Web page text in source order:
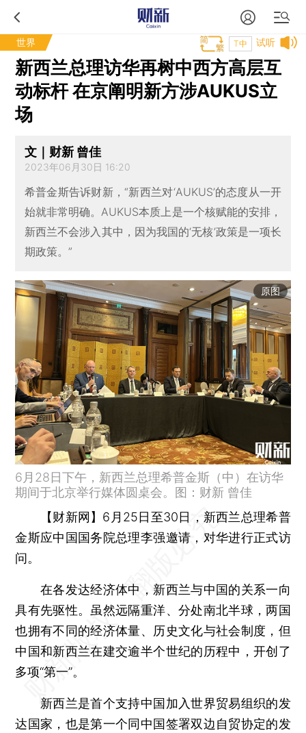
世界 试听
T中
新西兰总理访华再树中西方高层互
动标杆 在京阐明新方涉AUKUS立
场
文｜财新 曾佳
2023年06月30日 16:20
希普金斯告诉财新，“新西兰对‘AUKUS’的态度从一开
始就非常明确。AUKUS本质上是一个核赋能的安排，
新西兰不会涉入其中，因为我国的‘无核’政策是一项长
期政策。”
原图
6月28日下午，新西兰总理希普金斯（中）在访华
期间于北京举行媒体圆桌会。图：财新 曾佳
【财新网】 6月25日至30日，新西兰总理希普
金斯应中国国务院总理李强邀请，对华进行正式访
问。
在各发达经济体中，新西兰与中国的关系一向
具有先驱性。虽然远隔重洋、分处南北半球，两国
也拥有不同的经济体量、历史文化与社会制度，但
中国和新西兰在建交逾半个世纪的历程中，开创了
多项“第一”。
新西兰是首个支持中国加入世界贸易组织的发
达国家，也是第一个同中国签署双边自贸协定的发